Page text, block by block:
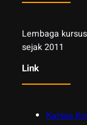
Lembaga
sejak 2011
Link
Kursus